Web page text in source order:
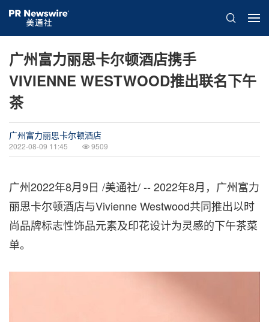
广州富力丽思卡尔顿酒店携手
VIVIENNE WESTWOOD推出联名下午
茶
广州富力丽思卡尔顿酒店
2022-08-09 11:45 9509
广州2022年8月9日 /美通社/ -- 2022年8月，广州富力
丽思卡尔顿酒店与Vivienne Westwood共同推出以时
尚品牌标志性饰品元素及印花设计为灵感的下午茶菜
单。